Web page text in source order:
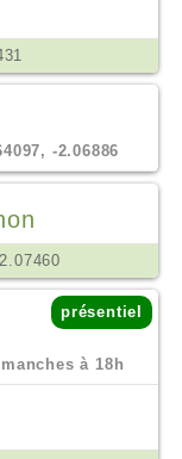
-2.06886
présentiel
à 18h